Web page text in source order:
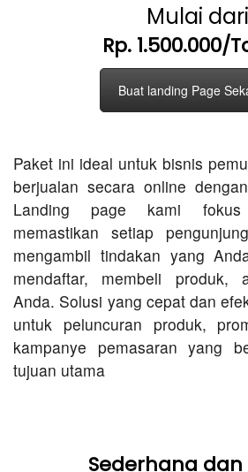
Mulai dari
Rp. 1.500.000/
Buat landing Page
Paket ini ideal untuk bisnis
berjualan secara online
Landing page kami
memastikan setiap
mengambil tindakan yang
mendaftar, membeli produk,
Anda. Solusi yang cepat dan
untuk peluncuran produk,
kampanye pemasaran yang
tujuan utama
Sederhana dan